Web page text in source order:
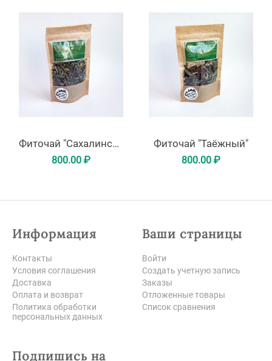
Фиточай "Сахалинское здоровье"
800.00 ₽
Фиточай "Таёжный"
800.00 ₽
Информация
Контакты
Условия соглашения
Доставка
Оплата и возврат
Политика обработки
персональных данных
Ваши страницы
Войти
Создать учетную запись
Заказы
Отложенные товары
Список сравнения
Подпишись на